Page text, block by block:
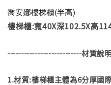
喬安娜樓梯櫃(半高)
樓梯櫃:寬40X深102.5X高
---------------------------材質說
1.材質:樓梯櫃主體為6分厚國